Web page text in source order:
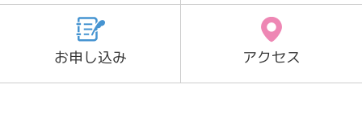
お申し込み アクセス